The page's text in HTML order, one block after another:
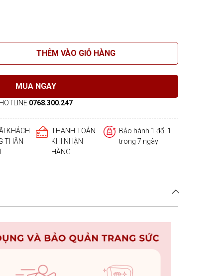
THÊM VÀO GIỎ HÀNG
MUA NGAY
HOTLINE 0768.300.247
KHÁCH
THÂN
THANH TOÁN
KHI NHẬN
HÀNG
Bảo hành 1 đổi 1
trong 7 ngày